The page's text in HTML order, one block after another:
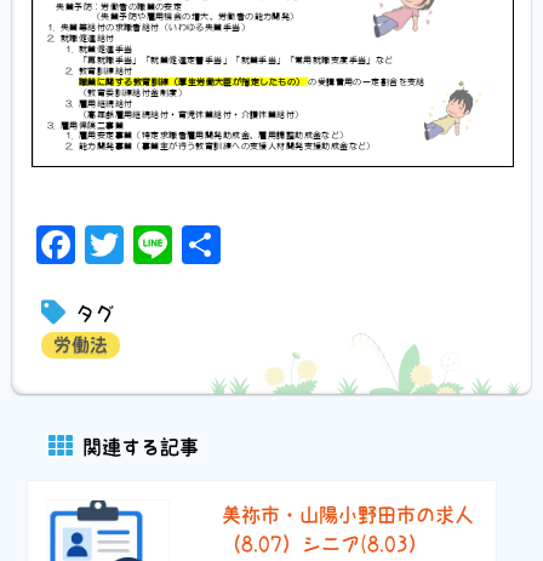
Facebook
Twitter
Line
タグ
労働法
関連する記事
美祢市・山陽小野田市の求人
（8.07）シニア(8.03）